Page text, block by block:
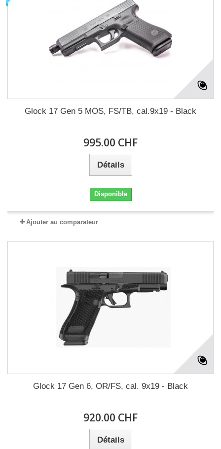
Glock 17 Gen 5 MOS, FS/TB, cal.9x19 - Black
995.00 CHF
Détails
Disponible
Ajouter au comparateur
Glock 17 Gen 6, OR/FS, cal. 9x19 - Black
920.00 CHF
Détails